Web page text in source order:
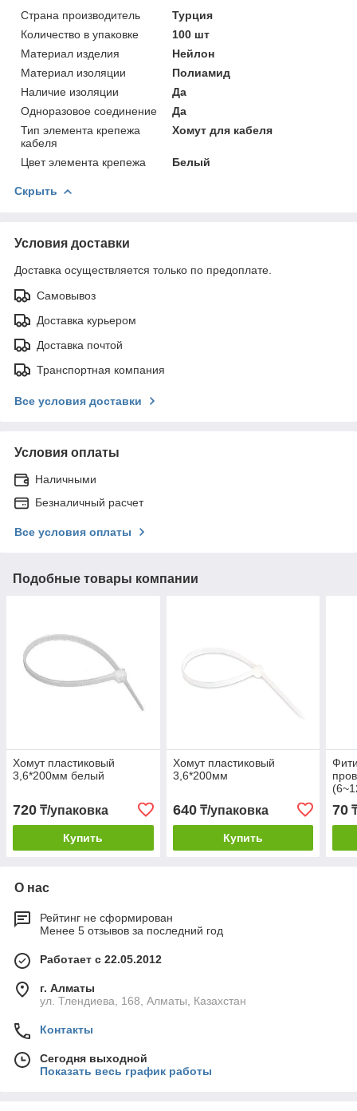
Страна производитель
Турция
Количество в упаковке
100 шт
Материал изделия
Нейлон
Материал изоляции
Полиамид
Наличие изоляции
Да
Одноразовое соединение
Да
Тип элемента крепежа
кабеля
Хомут для кабеля
Цвет элемента крепежа Белый
Скрыть
Условия доставки
Доставка осуществляется только по предоплате.
Самовывоз
Доставка курьером
Доставка почтой
Транспортная компания
Все условия доставки
Условия оплаты
Наличными
Безналичный расчет
Все условия оплаты
Подобные товары компании
Хомут пластиковый
3,6*200мм белый
720 ₸/упаковка
Купить
Хомут пластиковый
3,6*200мм
640₸/упаковка
Купить
70
О нас
Рейтинг не сформирован
Менее 5 отзывов за последний год
Работает с 22.05.2012
г. Алматы
ул. Тлендиева, 168, Алматы, Казахстан
Контакты
Сегодня выходной
Показать весь график работы